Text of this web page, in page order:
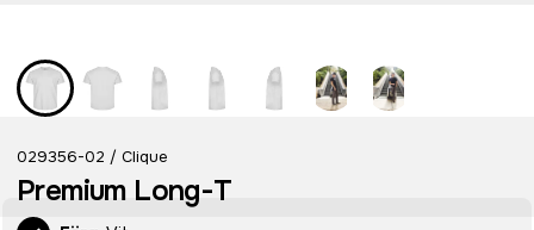
029356-02 / Clique
Premium Long-T